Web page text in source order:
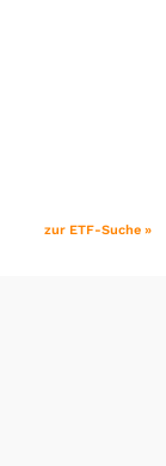
zur ETF-Suche »